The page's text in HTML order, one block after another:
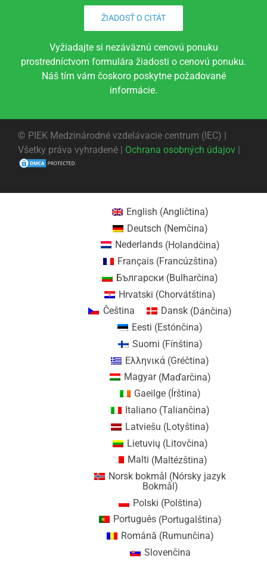
ŽIADOSŤ O CITÁT
Vyžiadajte si nezáväznú cenovú ponuku
prostredníctvom formulára žiadosti o cenovú ponuku.
Náš tím vám čoskoro poskytne požadované
informácie.
© PIEK Medzinárodné vzdelávacie centrum (IEC) |
Všetky práva vyhradené | Ochrana osobných údajov|
English (Angličtina)
Deutsch (Nemčina)
Nederlands(Holandčina)
Français(Francúzština)
Български (Bulharčina)
Hrvatski (Chorvátština)
Čeština
Dansk (Dánčina)
Eesti (Estónčina)
Suomi (Fínština)
Ελληνικά (Gréčtina)
Magyar(Maďarčina)
Gaeilge(Írština)
Italiano(Taliančina)
Latviešu (Lotyština)
Lietuvių (Litovčina)
Malti (Maltézština)
Norsk bokmål (Nórsky jazyk
Bokmål)
Polski (Polština)
Português(Portugalština)
Română (Rumunčina)
Slovenčina